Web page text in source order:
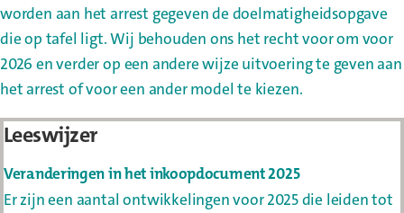
worden aan het arrest gegeven de doelmatigheidsopgave
die op tafel ligt. Wij behouden ons het recht voor om voor
2026 en verder op een andere wijze uitvoering te geven aan
het arrest of voor een ander model te kiezen.
Leeswijzer
Veranderingen in het inkoopdocument 2025
Er zijn een aantal ontwikkelingen voor 2025 die leiden tot